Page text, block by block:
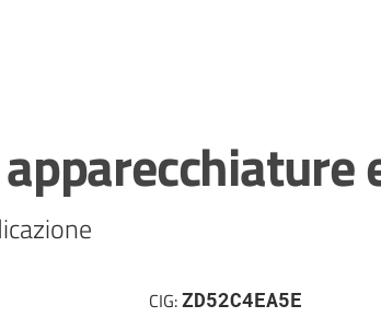
CIG:ZD52C4EA5E